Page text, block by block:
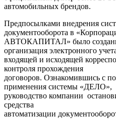
автомобильных брендов.
Предпосылками внедрения
документооборота в
АВТОКАПИТАЛ» было
организация электронного
входящей и исходящей
контроля прохождения
договоров. Ознакомившись с
применения системы «ДЕЛО»,
руководство компании
средства
автоматизации